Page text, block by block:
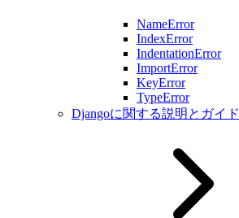
NameError
IndexError
IndentationError
ImportError
KeyError
TypeError
Djangoに関する説明とガイド